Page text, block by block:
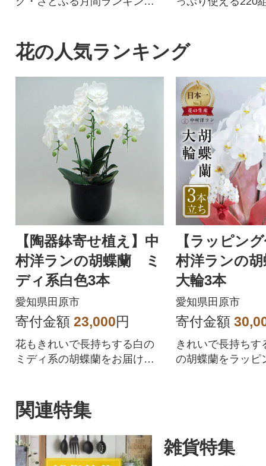
を追求した上質なトイレット
ペーパーです。
花の人気ランキング
【陶器鉢寄せ植え】中
村洋ランの胡蝶蘭 ミ
ディ系白色3本
愛知県田原市
寄付金額 23,000円
花もきれいで長持ちする白の
ミディ系の胡蝶蘭をお届けい
【ラッピン
村洋ランの
大輪3本
愛知県田原市
寄付金額
きれいで長持ちす
の胡蝶蘭をラッピ
関連特集
雑貨特集